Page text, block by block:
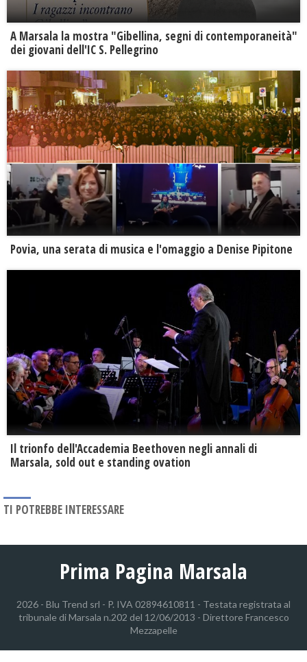
A Marsala la mostra "Gibellina, segni di contemporaneità"
dei giovani dell'IC S. Pellegrino
Povia, una serata di musica e l'omaggio a Denise Pipitone
Il trionfo dell'Accademia Beethoven negli annali di
Marsala, sold out e standing ovation
TI POTREBBE INTERESSARE
Prima Pagina Marsala
2026 - Blu Trend srl - P. IVA 02894610811 - Testata registrata al
tribunale di Marsala n.202 del 12/06/2013 - Direttore Francesco
Mezzapelle